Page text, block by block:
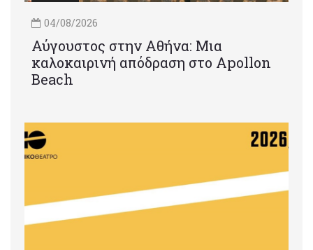
04/08/2026
Αύγουστος στην Αθήνα: Μια
καλοκαιρινή απόδραση στο Apollon
Beach